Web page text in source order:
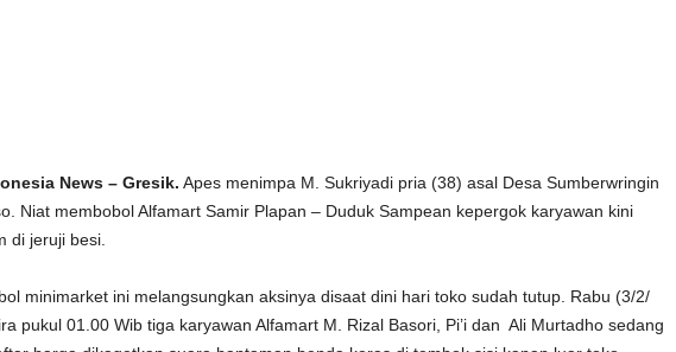
News – Gresik. Apes menimpa M. Sukriyadi pria (38) asal Desa Sumberwringin
Niat membobol Alfamart Samir Plapan – Duduk Sampean kepergok karyawan kini
di jeruji besi.
minimarket ini melangsungkan aksinya disaat dini hari toko sudah tutup. Rabu (3/2/
pukul 01.00 Wib tiga karyawan Alfamart M. Rizal Basori, Pi’i dan Ali Murtadho sedang